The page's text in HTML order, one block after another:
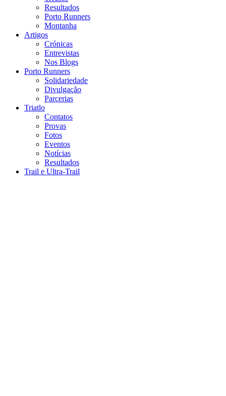
Resultados
Porto Runners
Montanha
Artigos
Crónicas
Entrevistas
Nos Blogs
Porto Runners
Solidariedade
Divulgação
Parcerias
Triatlo
Contatos
Provas
Fotos
Eventos
Notícias
Resultados
Trail e Ultra-Trail